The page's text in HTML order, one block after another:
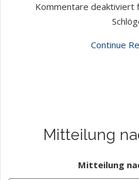
Kommentare deaktiviert
Continue
Mitteilung
Mitteilung